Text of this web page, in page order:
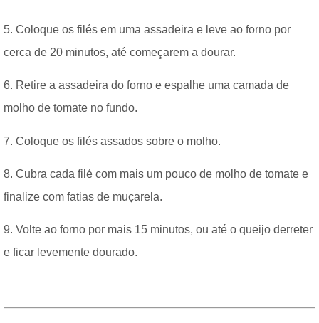
5. Coloque os filés em uma assadeira e leve ao forno por
cerca de 20 minutos, até começarem a dourar.
6. Retire a assadeira do forno e espalhe uma camada de
molho de tomate no fundo.
7. Coloque os filés assados sobre o molho.
8. Cubra cada filé com mais um pouco de molho de tomate e
finalize com fatias de muçarela.
9. Volte ao forno por mais 15 minutos, ou até o queijo derreter
e ficar levemente dourado.